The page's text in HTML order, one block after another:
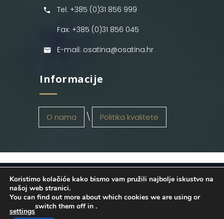
Tel: +385 (0)31 856 999
Fax: +385 (0)31 856 045
E-mail: osatina@osatina.hr
Informacije
O nama Politika kvalitete
OSATINA GRUPA d.o.o. 2026
. Configured
byINFOS Osijek. Sva prava pridržana.
Koristimo kolačiće kako bismo vam pružili najbolje iskustvo na
našoj web stranici.
You can find out more about which cookies we are using or
switch them off in
settings
.